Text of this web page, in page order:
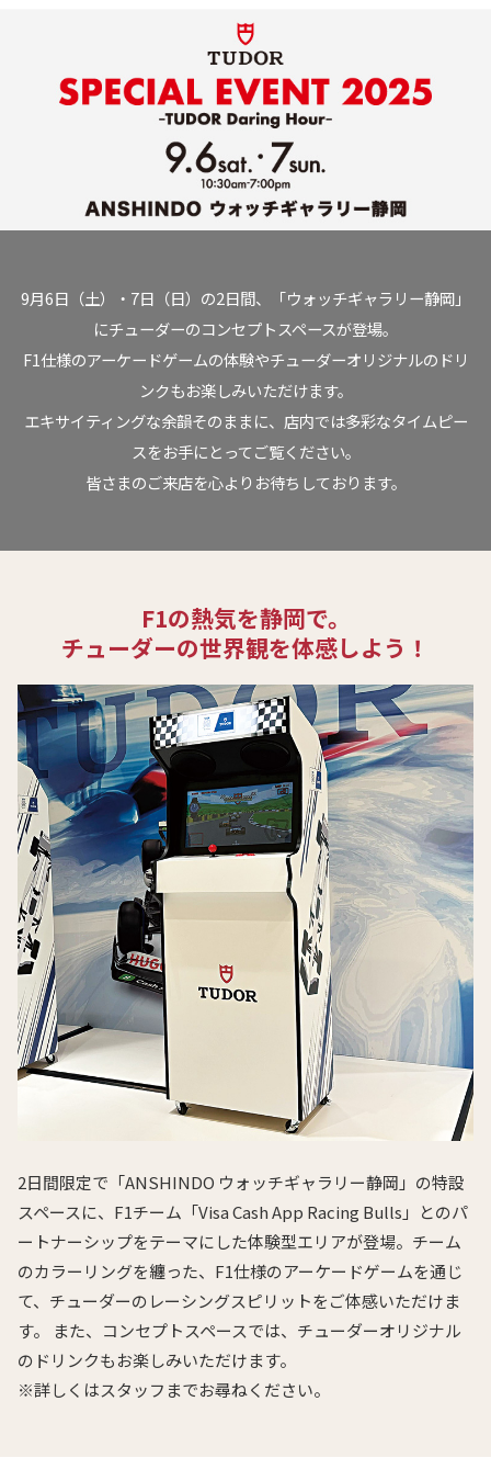
9月6日（土）・7日（日）の2日間、「ウォッチギャラリー静岡」
にチューダーのコンセプトスペースが登場。
F1仕様のアーケードゲームの体験やチューダーオリジナルのドリ
ンクもお楽しみいただけます。
エキサイティングな余韻そのままに、店内では多彩なタイムピー
スをお手にとってご覧ください。
皆さまのご来店を心よりお待ちしております。
F1の熱気を静岡で。
チューダーの世界観を体感しよう！
2日間限定で「ANSHINDO ウォッチギャラリー静岡」の特設
スペースに、F1チーム「Visa Cash App Racing Bulls」とのパ
ートナーシップをテーマにした体験型エリアが登場。チーム
のカラーリングを纏った、F1仕様のアーケードゲームを通じ
て、チューダーのレーシングスピリットをご体感いただけま
す。 また、コンセプトスペースでは、チューダーオリジナル
のドリンクもお楽しみいただけます。
※詳しくはスタッフまでお尋ねください。